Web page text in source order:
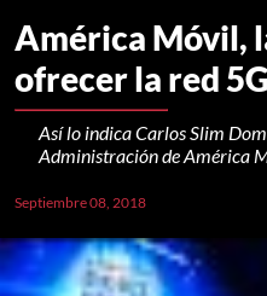
América Móvil,
ofrecer la red
Así lo indica Carlos Slim
Administración de América
Septiembre 08, 2018